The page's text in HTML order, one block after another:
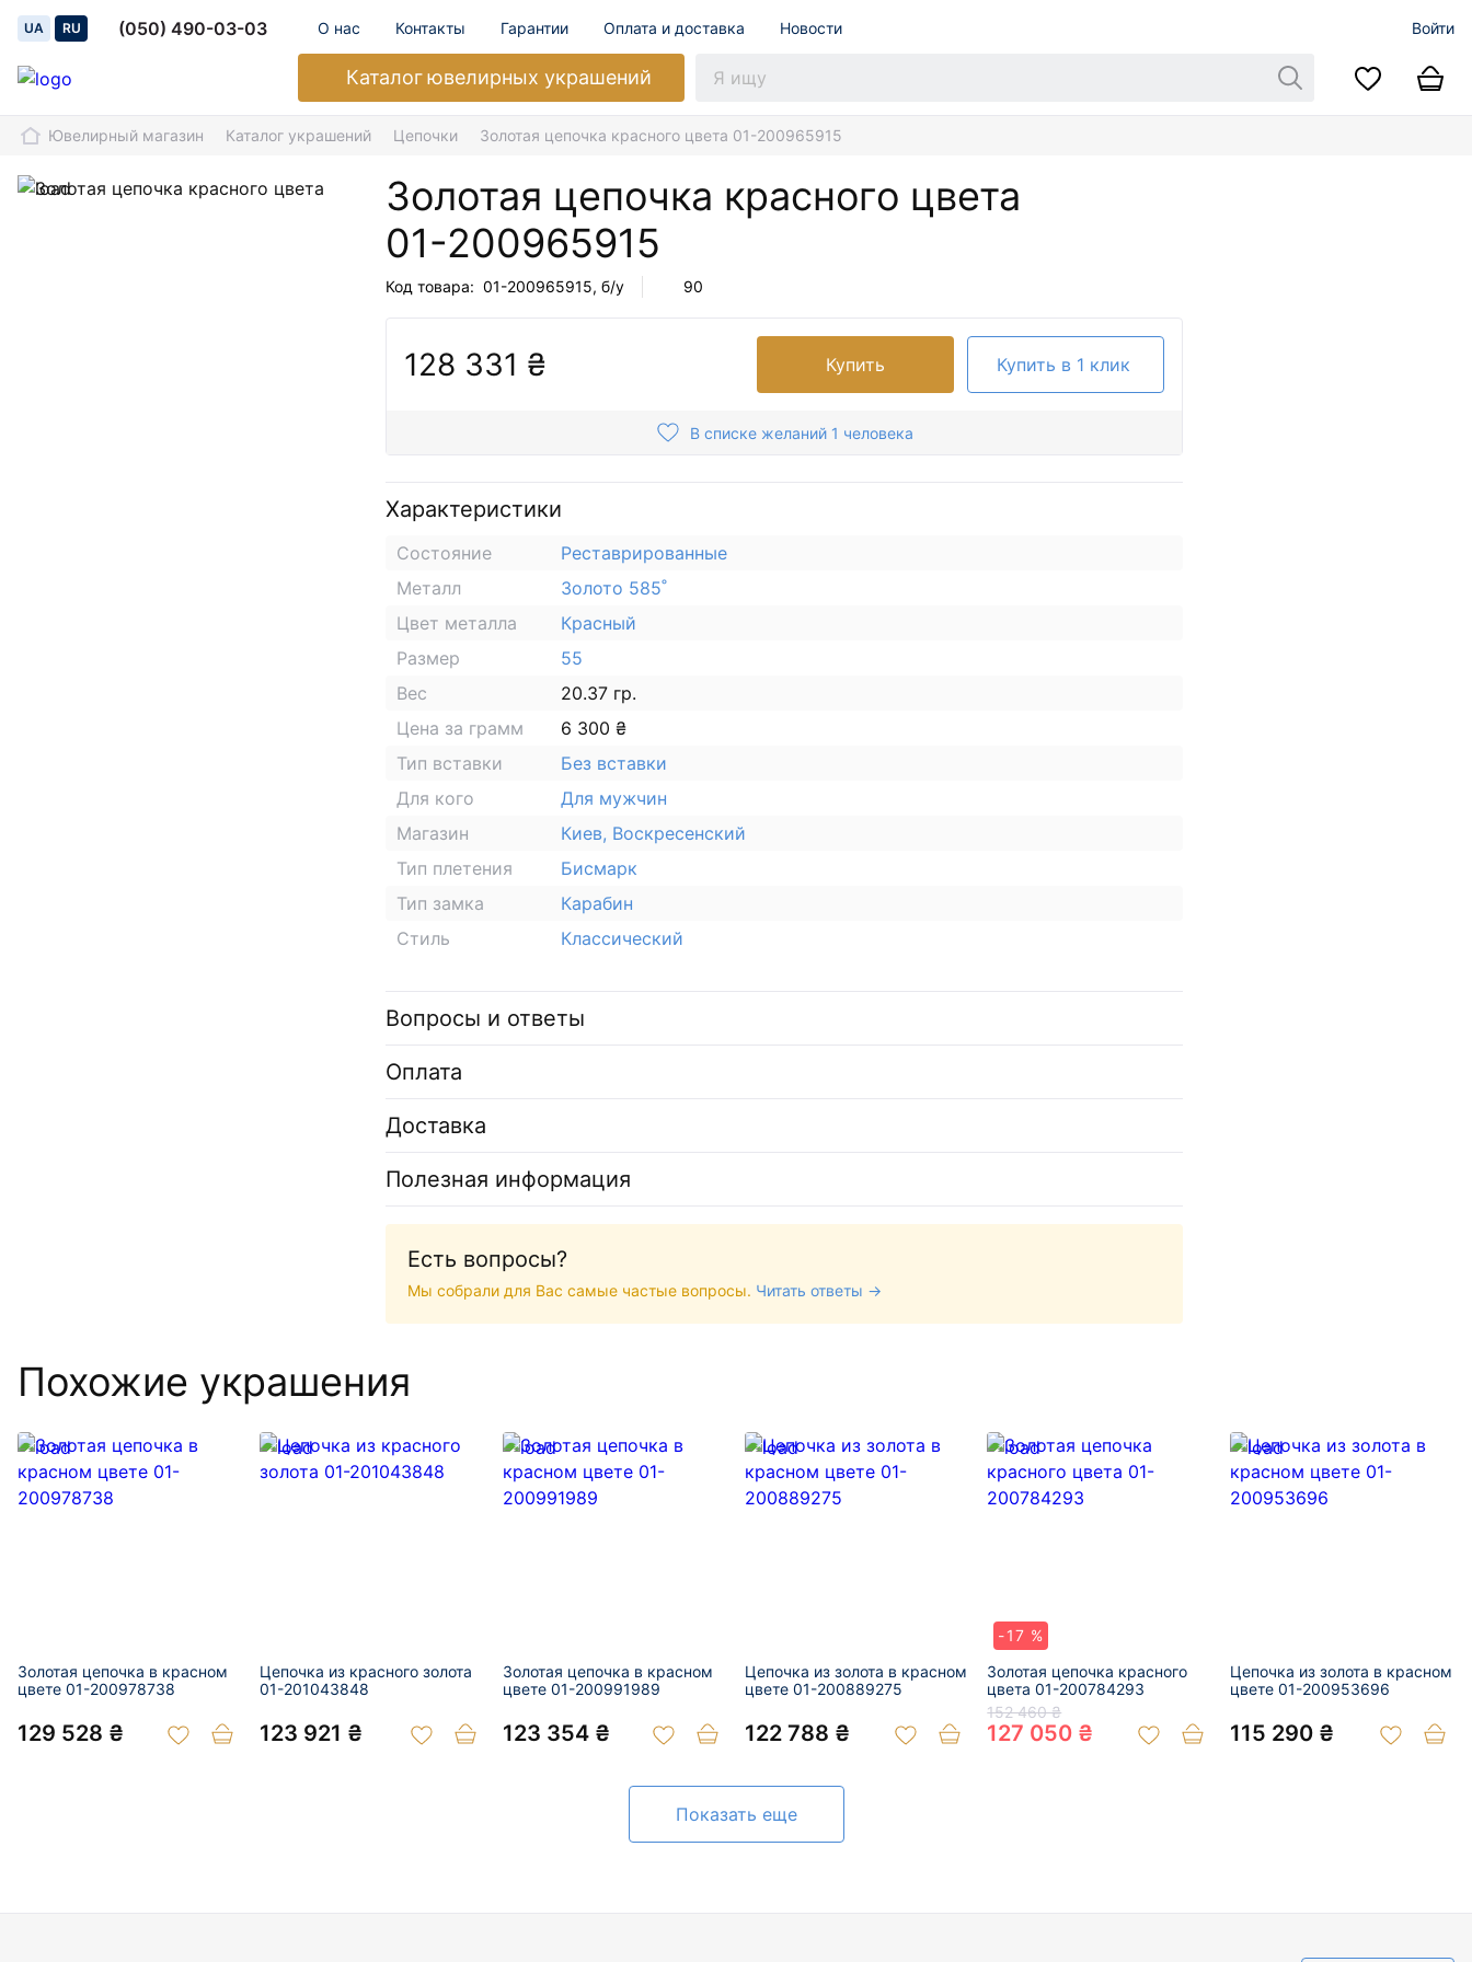
UA RU (050) 490-03-03 О нас Контакты Гарантии Оплата и доставка Новости Войти
Каталогювелирных украшений
Ювелирный магазин Каталог украшений Цепочки Золотая цепочка красного цвета 01-200965915
Золотая цепочка красного цвета
01-200965915
Код товара: 01-200965915, б/у 90
128 331 ₴ Купить Купить в 1 клик
В списке желаний 1 человека
Характеристики
Состояние
Реставрированные
Металл
Золото 585˚
Цвет металла
Красный
Размер
55
Вес
20.37 гр.
Цена за грамм
6 300 ₴
Тип вставки
Без вставки
Для кого
Для мужчин
Магазин
Киев, Воскресенский
Тип плетения
Бисмарк
Тип замка
Карабин
Стиль
Классический
Вопросы и ответы
Оплата
Доставка
Полезная информация
Есть вопросы?
Мы собрали для Вас самые частые вопросы. Читать ответы →
Похожие украшения
Золотая цепочка в красном
цвете 01-200978738
129 528 ₴
Цепочка из красного золота
01-201043848
123 921 ₴
Золотая цепочка в красном
цвете 01-200991989
123 354 ₴
Цепочка из золота в красном
цвете 01-200889275
122 788 ₴
-17 %
Золотая цепочка красного
цвета 01-200784293
152 460 ₴
127 050 ₴
Цепочка из золота в красном
цвете 01-200953696
115 290 ₴
Показать еще